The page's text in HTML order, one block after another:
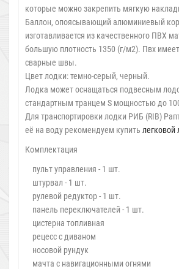
которые можно закрепить мягкую
Баллон, опоясывающий алюминиевый
изготавливается из качественного ПВХ
большую плотность 1350 (г/м2). Пвх
сварные швы.
Цвет лодки: темно-серый, черный.
Лодка может оснащаться подвесным
стандартным транцем S мощностью до
Для транспортировки лодки РИБ (RIB)
её на воду рекомендуем купить
Комплектация
пульт управления - 1 шт.
штурвал - 1 шт.
рулевой редуктор - 1 шт.
панель переключателей - 1 шт.
цистерна топливная
рецесс с диваном
носовой рундук
мачта с навигационными огнями